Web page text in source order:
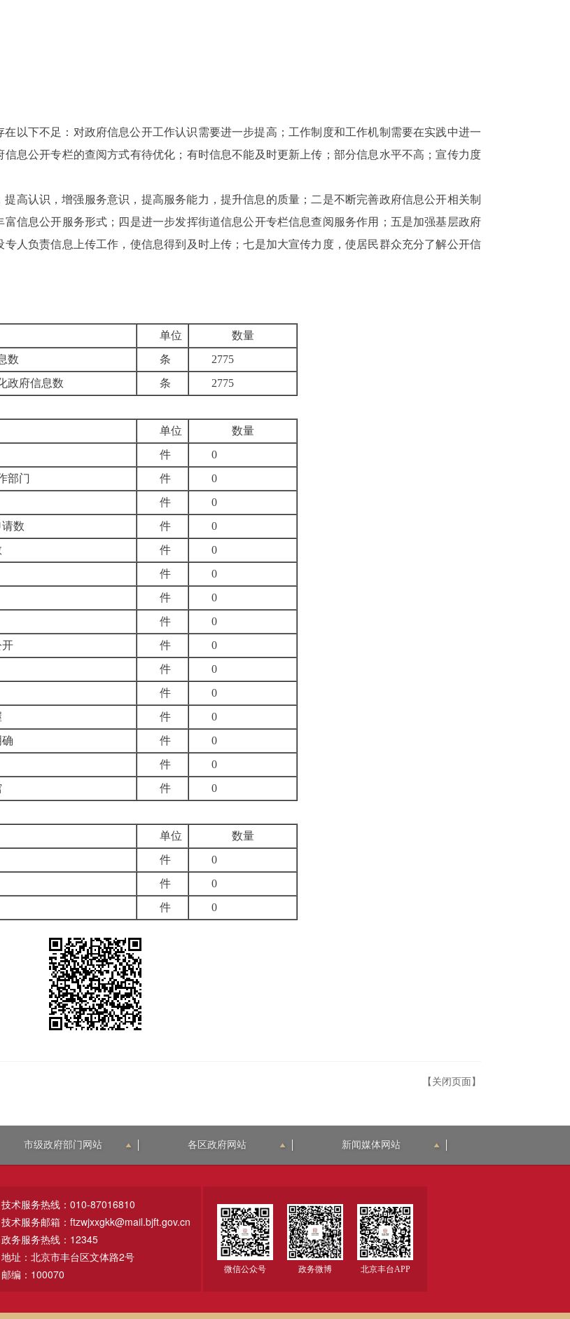
以下不足：对政府信息公开工作认识需要进一步提高；工作制度和工作机制需要在实践中进一
息公开专栏的查阅方式有待优化；有时信息不能及时更新上传；部分信息水平不高；宣传力度
高认识，增强服务意识，提高服务能力，提升信息的质量；二是不断完善政府信息公开相关制
信息公开服务形式；四是进一步发挥街道信息公开专栏信息查阅服务作用；五是加强基层政府
人负责信息上传工作，使信息得到及时上传；七是加大宣传力度，使居民群众充分了解公开信
单位
数量
数
条
2775
政府信息数
条
2775
单位
数量
件
0
部门
件
0
件
0
请数 件
0
件
0
件
0
件
0
件
0
开 件
0
件
0
件
0
件
0
确 件
0
件
0
件
0
单位
数量
件
0
件
0
件 0
【关闭页面】
市级政府部门网站 各区政府网站 新闻媒体网站
技术服务热线：010-87016810
技术服务邮箱：ftzwjxxgkk@mail.bjft.gov.cn
政务服务热线：12345
地址：北京市丰台区文体路2号
邮编：100070
微信公众号 政务微博 北京丰台APP